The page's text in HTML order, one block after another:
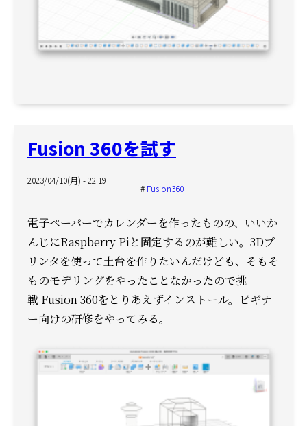
Fusion 360を試す
2023/04/10(月) - 22:19
Fusion360
電子ペーパーでカレンダーを作ったものの、いいか
んじにRaspberry Piと固定するのが難しい。 3Dプ
リンタを使って土台を作りたいんだけども、 そもそ
ものモデリングをやったことなかったので挑
戦 Fusion 360をとりあえずインストール。
ビギナ
ー向けの研修をやってみる。